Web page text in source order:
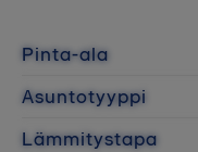
Pinta-ala
Asuntotyyppi
Lämmitystapa